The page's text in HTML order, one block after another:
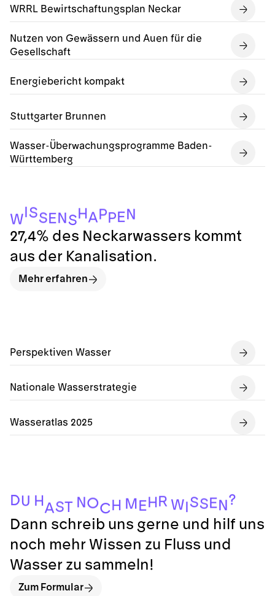
WRRL Bewirtschaftungsplan Neckar
Nutzen von Gewässern und Auen für die
Gesellschaft
Energiebericht kompakt
Stuttgarter Brunnen
Wasser-Überwachungsprogramme Baden-
Württemberg
Perspektiven Wasser
Nationale Wasserstrategie
Wasseratlas 2025
W SSE N S H A PP E N
27,4% des Neckarwassers kommt
aus der Kanalisation.
Mehr erfahren
DU HAST N OC H M E H R WISS EN?
Dann schreib uns gerne und hilf uns
noch mehr Wissen zu Fluss und
Wasser zu sammeln!
Zum Formular